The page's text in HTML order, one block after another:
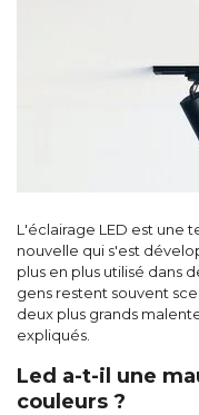
L'éclairage LED est une
nouvelle qui s'est
plus en plus utilisé dans
gens restent souvent
deux plus grands
expliqués.
Led a-t-il une
couleurs ?